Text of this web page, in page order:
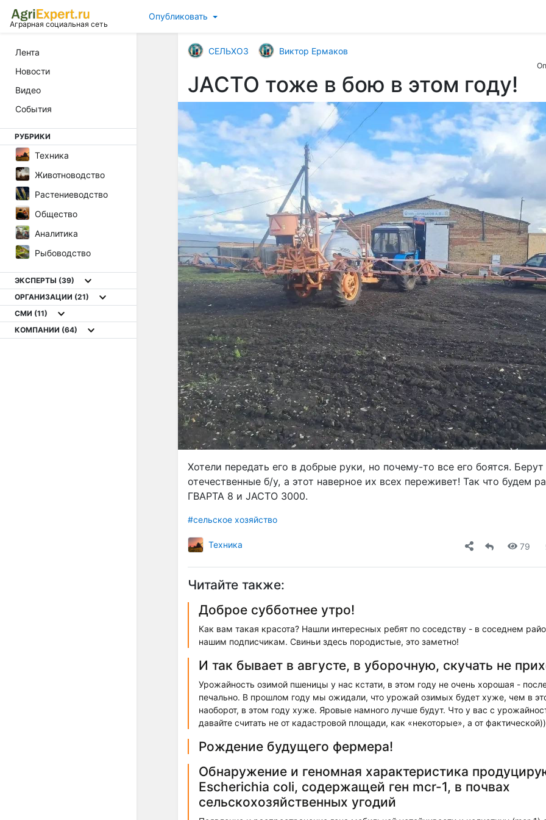
Аграрная социальная сеть
Опубликовать
Лента
Новости
Видео
События
РУБРИКИ
Техника
Животноводство
Растениеводство
Общество
Аналитика
Рыбоводство
ЭКСПЕРТЫ (39)
ОРГАНИЗАЦИИ (21)
СМИ (11)
КОМПАНИИ (64)
СЕЛЬХОЗ Виктор Ермаков
JACTO тоже в бою в этом году!
Хотели передать его в добрые руки, но почему-то все его боятся. Берут
отечественные б/у, а этот наверное их всех переживет! Так что будем
ГВАРТА 8 и JACTO 3000.
#сельское хозяйство
Техника 79
Читайте также:
Доброе субботнее утро!
Как вам такая красота? Нашли интересных ребят по соседству - в соседнем
нашим подписчикам. Свиньи здесь породистые, это заметно!
И так бывает в августе, в уборочную, скучать не
Урожайность озимой пшеницы у нас кстати, в этом году не очень хорошая -
печально. В прошлом году мы ожидали, что урожай озимых будет хуже, чем в
наоборот, в этом году хуже. Яровые намного лучше будут. Что у вас с
давайте считать не от кадастровой площади, как «некоторые», а от
Рождение будущего фермера!
Обнаружение и геномная характеристика
Escherichia coli, содержащей ген mcr-1, в почвах
сельскохозяйственных угодий